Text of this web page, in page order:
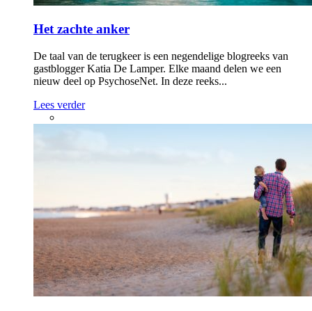
Het zachte anker
De taal van de terugkeer is een negendelige blogreeks van
gastblogger Katia De Lamper. Elke maand delen we een
nieuw deel op PsychoseNet. In deze reeks...
Lees verder